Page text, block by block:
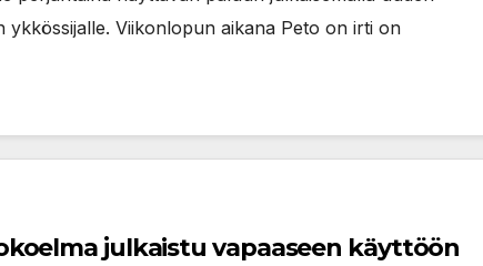
Viikonlopun aikana Peto on irti on
julkaistu vapaaseen käyttöön